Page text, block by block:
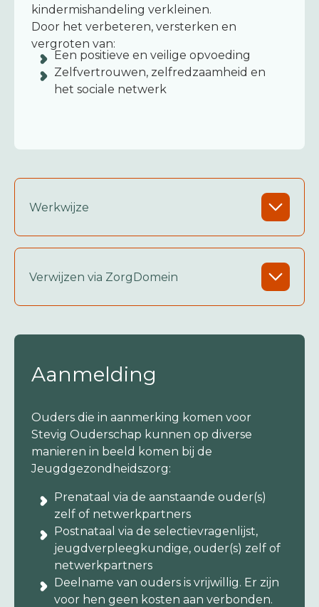
kindermishandeling verkleinen.
Door het verbeteren, versterken en
vergroten van:
Een positieve en veilige opvoeding
Zelfvertrouwen, zelfredzaamheid en
het sociale netwerk
Werkwijze
Verwijzen via ZorgDomein
Aanmelding
Ouders die in aanmerking komen voor
Stevig Ouderschap kunnen op diverse
manieren in beeld komen bij de
Jeugdgezondheidszorg:
Prenataal via de aanstaande ouder(s)
zelf of netwerkpartners
Postnataal via de selectievragenlijst,
jeugdverpleegkundige, ouder(s) zelf of
netwerkpartners
Deelname van ouders is vrijwillig. Er zijn
voor hen geen kosten aan verbonden.